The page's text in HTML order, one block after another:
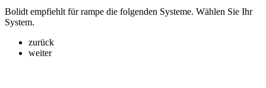
Bolidt empfiehlt für rampe die folgenden Systeme. Wählen Sie Ihr
System.
zurück
weiter